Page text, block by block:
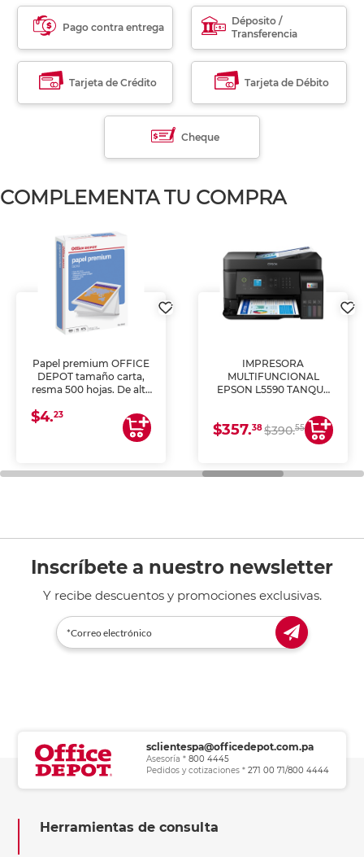
Pago contra entrega
Déposito /
Transferencia
Tarjeta de Crédito Tarjeta de Débito
Cheque
COMPLEMENTA TU COMPRA
Papel premium OFFICE
DEPOT tamaño carta,
resma 500 hojas. De alta
uniforme, ideal para
impresoras de inyección
de tinta y láser,
general de oficina.
$4.23
IMPRESORA
MULTIFUNCIONAL
EPSON L5590 TANQUE
COPIA Y ESCANEA)
$357.38$390.55
Inscríbete a nuestro newsletter
Y recibe descuentos y promociones exclusivas.
sclientespa@officedepot.com.pa
Asesoría * 800 4445
Pedidos y cotizaciones * 271 00 71/800 4444
Herramientas de consulta